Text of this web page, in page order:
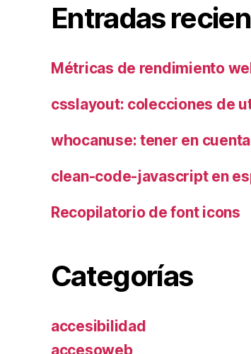
Entradas
Métricas de rendimiento
csslayout: colecciones de
whocanuse: tener en
clean-code-javascript en
Recopilatorio de font icons
Categorías
accesibilidad
accesoweb